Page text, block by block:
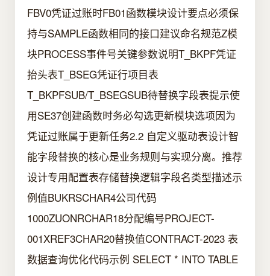
FBV0凭证过账时FB01函数模块设计要点必须保
持与SAMPLE函数相同的接口建议命名规范Z模
块PROCESS事件号关键参数说明T_BKPF凭证
抬头表T_BSEG凭证行项目表
T_BKPFSUB/T_BSEGSUB待替换字段表提示使
用SE37创建函数时务必勾选更新模块选项因为
凭证过账属于更新任务2.2 自定义驱动表设计智
能字段替换的核心是业务规则与实现分离。推荐
设计专用配置表存储替换逻辑字段名类型描述示
例值BUKRSCHAR4公司代码
1000ZUONRCHAR18分配编号PROJECT-
001XREF3CHAR20替换值CONTRACT-2023 表
数据查询优化代码示例 SELECT * INTO TABLE